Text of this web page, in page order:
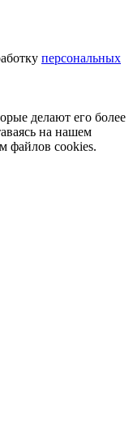
персональных
делают его более
на нашем
файлов cookies.